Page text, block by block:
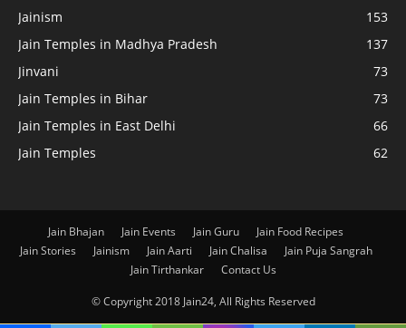
Jainism
153
Jain Temples in Madhya Pradesh
137
Jinvani
73
Jain Temples in Bihar
73
Jain Temples in East Delhi
66
Jain Temples
62
Jain Bhajan Jain Events Jain Guru
Jain Food Recipes
Jain Stories
Jainism Jain Aarti Jain Chalisa
Jain Puja Sangrah
Jain Tirthankar
Contact Us
© Copyright 2018 Jain24, All Rights Reserved